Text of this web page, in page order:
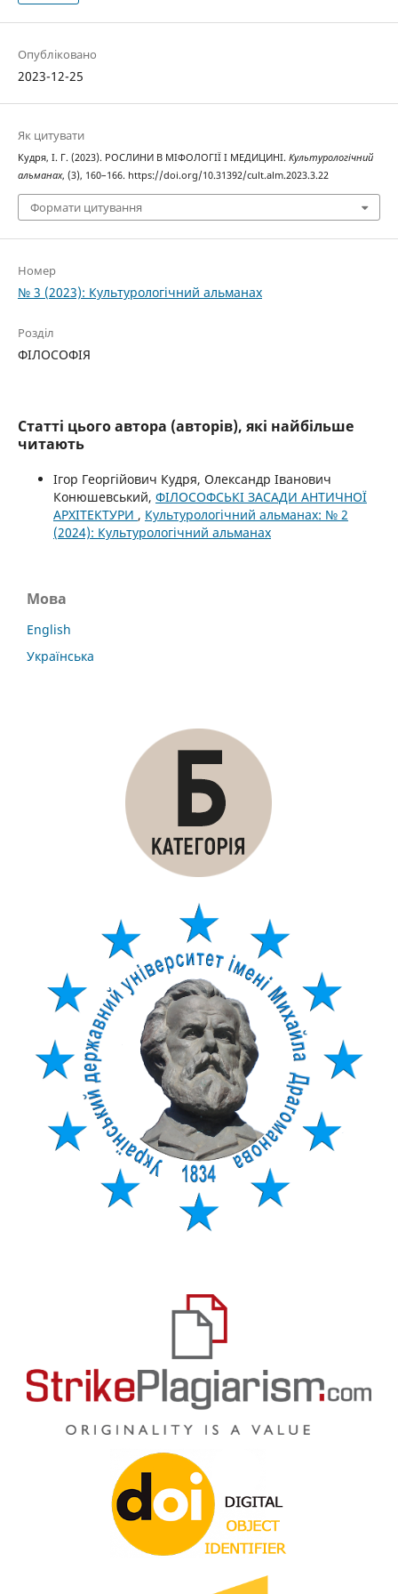
Опубліковано
2023-12-25
Як цитувати
Кудря, І. Г. (2023). РОСЛИНИ В МІФОЛОГІЇ І МЕДИЦИНІ. Культурологічний
альманах, (3), 160–166. https://doi.org/10.31392/cult.alm.2023.3.22
Формати цитування
Номер
№ 3 (2023): Культурологічний альманах
Розділ
ФІЛОСОФІЯ
Статті цього автора (авторів), які найбільше
читають
Ігор Георгійович Кудря, Олександр Іванович
Конюшевський, ФІЛОСОФСЬКІ ЗАСАДИ АНТИЧНОЇ
АРХІТЕКТУРИ , Культурологічний альманах: № 2
(2024): Культурологічний альманах
Мова
English
Українська